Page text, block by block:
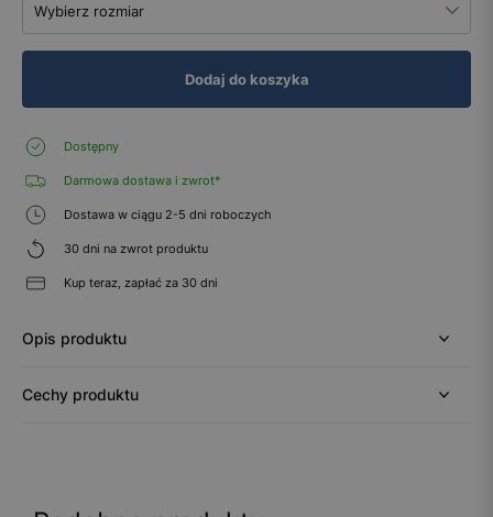
Wybierz rozmiar
Dodaj do koszyka
Dostępny
Darmowa dostawa i zwrot*
Dostawa w ciągu 2-5 dni roboczych
30 dni na zwrot produktu
Kup teraz, zapłać za 30 dni
Opis produktu
Cechy produktu